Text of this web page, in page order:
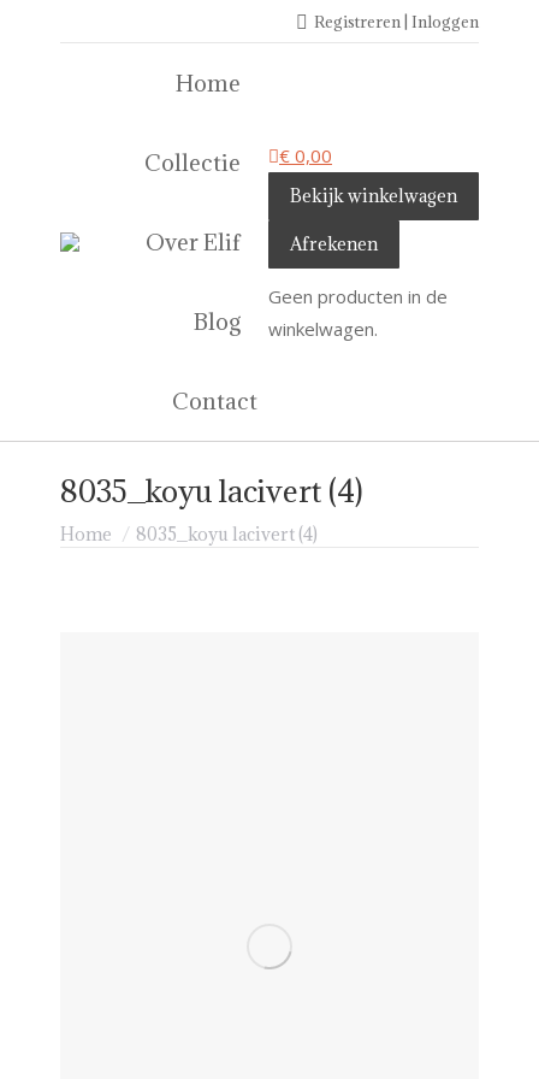
Registreren | Inloggen
Home
Collectie
Over Elif
Blog
Contact
€ 0,00
Bekijk winkelwagen
Afrekenen
Geen producten in de
winkelwagen.
8035_koyu lacivert (4)
Je bent hier:
Home 8035_koyu lacivert (4)